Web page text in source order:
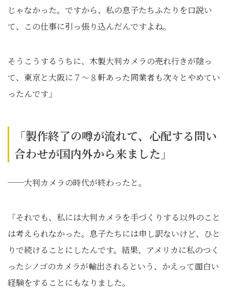
じゃなかった。ですから、私の息子たちふたりを口説い
て、この仕事に引っ張り込んだんですよね。
そうこうするうちに、木製大判カメラの売れ行きが陰っ
て、東京と大阪に７～８軒あった同業者も次々とやめてい
ったんです」
「製作終了の噂が流れて、心配する問い
合わせが国内外から来ました」
──大判カメラの時代が終わったと。
「それでも、私には大判カメラを手づくりする以外のこと
は考えられなかった。息子たちには申し訳ないけど、ひと
りで続けることにしたんです。結果、アメリカに私のつく
ったシノゴのカメラが輸出されるという、かえって面白い
経験をすることにもなりました。